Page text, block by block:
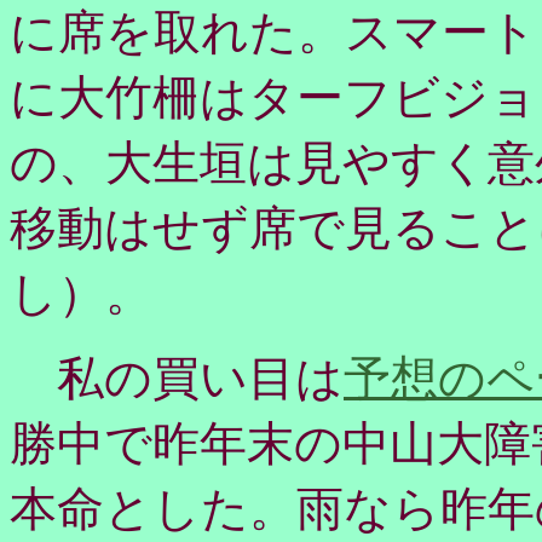
に席を取れた。スマー
に大竹柵はターフビジ
の、大生垣は見やすく
移動はせず席で見るこ
し）。
私の買い目は予想の
勝中で昨年末の中山大
本命とした。雨なら昨